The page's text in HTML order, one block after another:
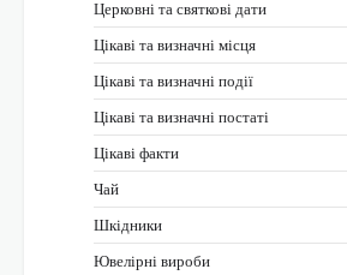
Церковні та святкові дати
Цікаві та визначні місця
Цікаві та визначні події
Цікаві та визначні постаті
Цікаві факти
Чай
Шкідники
Ювелірні вироби